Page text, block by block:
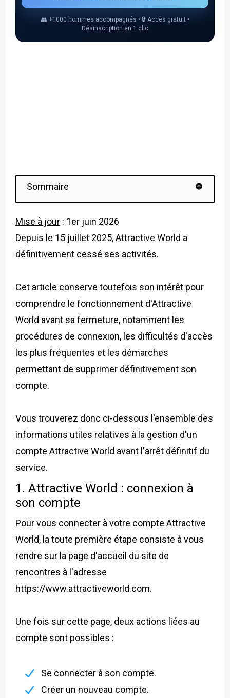
👥 +1000 hommes accompagnés • 🔒 Accès gratuit •
Désinscription en 1 clic
Sommaire
Mise à jour : 1er juin 2026
Depuis le 15 juillet 2025, Attractive World a
définitivement cessé ses activités.
Cet article conserve toutefois son intérêt pour
comprendre le fonctionnement d'Attractive
World avant sa fermeture, notamment les
procédures de connexion, les difficultés d'accès
les plus fréquentes et les démarches
permettant de supprimer définitivement son
compte.
Vous trouverez donc ci-dessous l'ensemble des
informations utiles relatives à la gestion d'un
compte Attractive World avant l'arrêt définitif du
service.
1. Attractive World : connexion à
son compte
Pour vous connecter à votre compte Attractive
World, la toute première étape consiste à vous
rendre sur la page d'accueil du site de
rencontres à l'adresse
https://www.attractiveworld.com.
Une fois sur cette page, deux actions liées au
compte sont possibles :
Se connecter à son compte.
Créer un nouveau compte.